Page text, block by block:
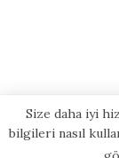
Size daha iyi
bilgileri nasıl